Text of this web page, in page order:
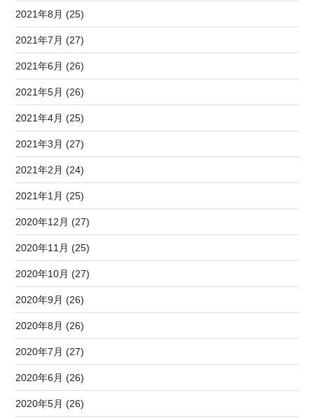
2021年8月 (25)
2021年7月 (27)
2021年6月 (26)
2021年5月 (26)
2021年4月 (25)
2021年3月 (27)
2021年2月 (24)
2021年1月 (25)
2020年12月 (27)
2020年11月 (25)
2020年10月 (27)
2020年9月 (26)
2020年8月 (26)
2020年7月 (27)
2020年6月 (26)
2020年5月 (26)